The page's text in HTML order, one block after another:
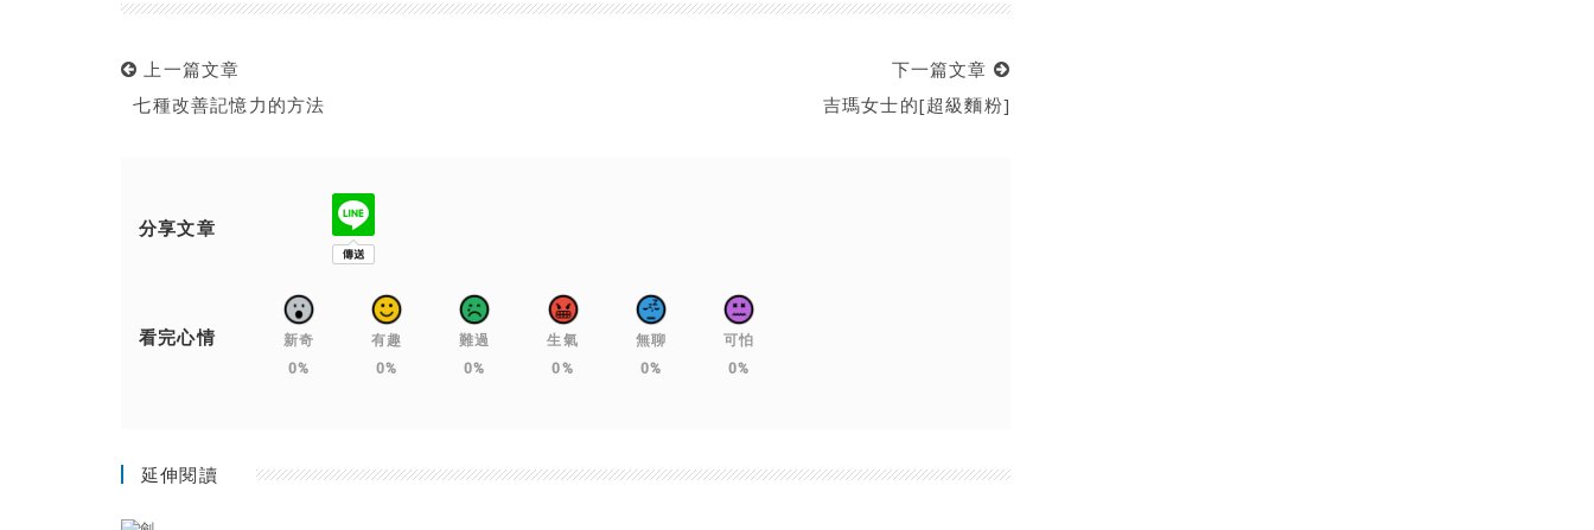
上一篇文章
七種改善記憶力的方法
下一篇文章
吉瑪女士的[超級麵粉]
分享文章
看完心情
新奇
0%
有趣
0%
難過
0%
生氣
0%
無聊
0%
可怕
0%
延伸閱讀